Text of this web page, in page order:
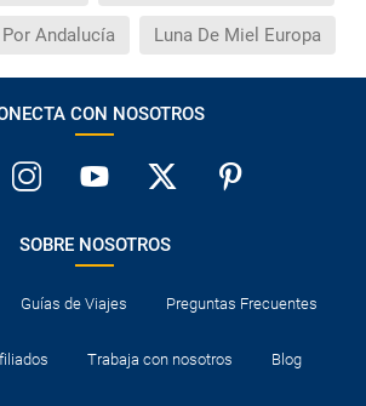
Andalucía Luna De Miel Europa
CON NOSOTROS
SOBRE NOSOTROS
Guías de Viajes Preguntas Frecuentes
Trabaja con nosotros Blog